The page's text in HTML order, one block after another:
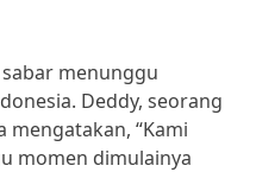
menunggu
Deddy, seorang
mengatakan, “Kami
momen dimulainya